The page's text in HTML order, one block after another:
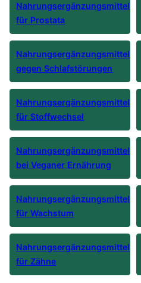
Nahrungsergänzungsmittel
für Prostata
Nahrungsergänzungsmittel
gegen Schlafstörungen
Nahrungsergänzungsmittel
für Stoffwechsel
Nahrungsergänzungsmittel
bei Veganer Ernährung
Nahrungsergänzungsmittel
für Wachstum
Nahrungsergänzungsmittel
für Zähne